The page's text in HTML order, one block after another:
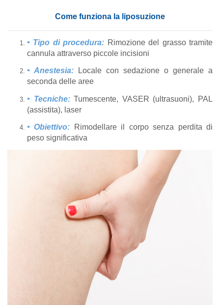
Come funziona la liposuzione
• Tipo di procedura: Rimozione del grasso tramite
cannula attraverso piccole incisioni
• Anestesia:
Locale con sedazione o generale a
seconda delle aree
• Tecniche:Tumescente, VASER (ultrasuoni), PAL
(assistita), laser
• Obiettivo:
Rimodellare il corpo senza perdita di
peso significativa